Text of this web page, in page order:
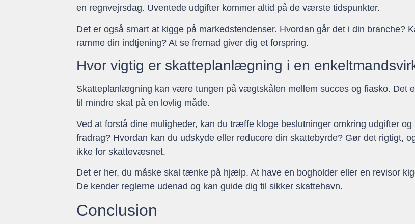
en regnvejrsdag. Uventede udgifter kommer altid på de værste tidspunkter.
Det er også smart at kigge på markedstendenser. Hvordan går det i din branche?
ramme din indtjening? At se fremad giver dig et forspring.
Hvor vigtig er skatteplanlægning i en
Skatteplanlægning kan være tungen på vægtskålen mellem succes og fiasko. Det
til mindre skat på en lovlig måde.
Ved at forstå dine muligheder, kan du træffe kloge beslutninger omkring udgifter
fradrag? Hvordan kan du udskyde eller reducere din skattebyrde? Gør det rigtigt,
ikke for skattevæsnet.
Det er her, du måske skal tænke på hjælp. At have en bogholder eller en revisor
De kender reglerne udenad og kan guide dig til sikker skattehavn.
Conclusion